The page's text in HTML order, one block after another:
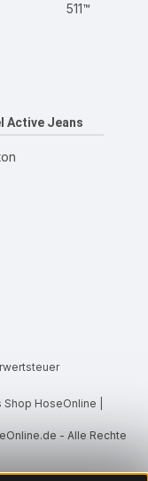
511™
Active Jeans
HoseOnline |
- Alle Rechte